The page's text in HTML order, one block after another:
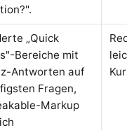
„Quick
Bereiche mit
Antworten auf
Fragen,
Markup